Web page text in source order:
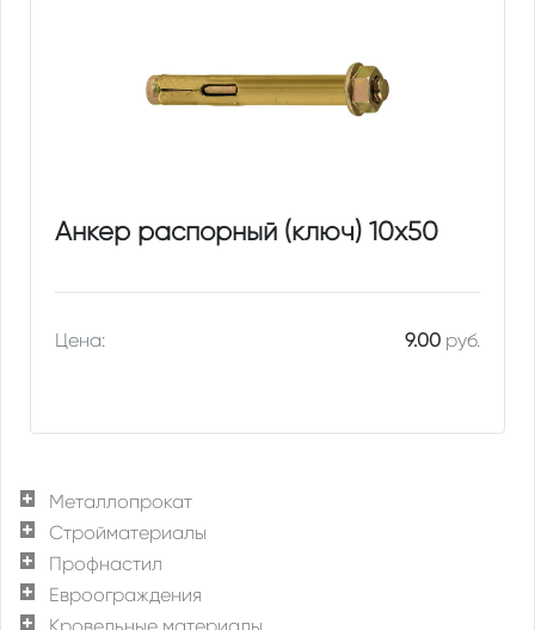
Металлопрокат
Стройматериалы
Профнастил
Евроограждения
Анкер распорный (ключ) 10х50
Цена: 9.00руб.